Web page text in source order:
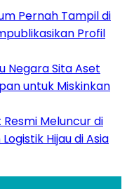
Pernah Tampil di
Profil
Negara Sita Aset
untuk Miskinkan
Resmi Meluncur di
Hijau di Asia